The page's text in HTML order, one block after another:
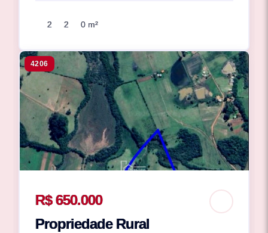
2 2 0 m²
4206
R$ 650.000
Propriedade Rural